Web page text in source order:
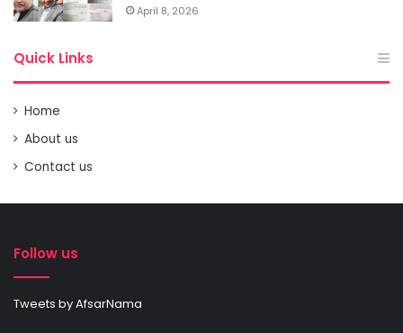
April 8, 2026
Quick Links
Home
About us
Contact us
Follow us
Tweets by AfsarNama